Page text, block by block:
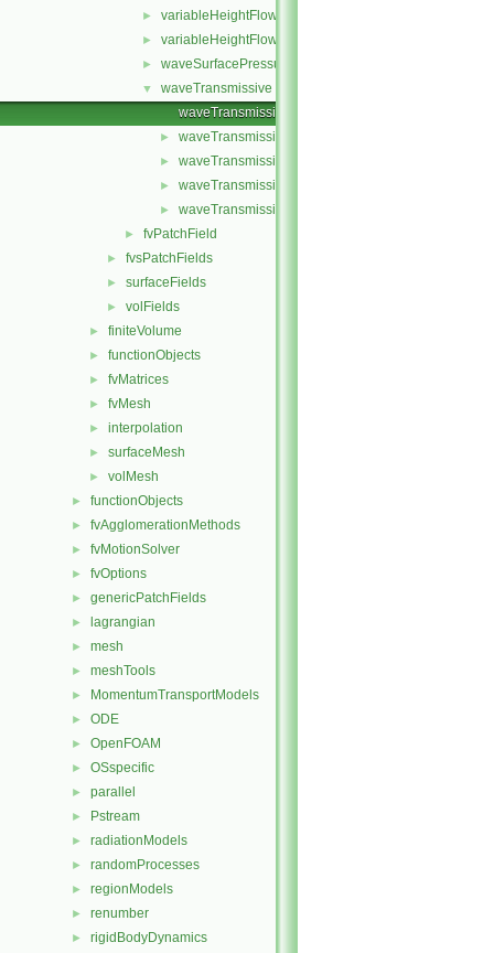
► variableHeightFlowRate
► variableHeightFlowRateInletVelocity
► waveSurfacePressure
▼
waveTransmissive
waveTransmissiveFvPatchField.C
► waveTransmissiveFvPatchField.H
► waveTransmissiveFvPatchFields.C
► waveTransmissiveFvPatchFields.H
► waveTransmissiveFvPatchFieldsFwd.H
► fvPatchField
► fvsPatchFields
► surfaceFields
► volFields
► finiteVolume
► functionObjects
► fvMatrices
► fvMesh
► interpolation
► surfaceMesh
► volMesh
► functionObjects
► fvAgglomerationMethods
► fvMotionSolver
► fvOptions
► genericPatchFields
► lagrangian
► mesh
► meshTools
► MomentumTransportModels
► ODE
► OpenFOAM
► OSspecific
► parallel
► Pstream
► radiationModels
► randomProcesses
► regionModels
► renumber
► rigidBodyDynamics